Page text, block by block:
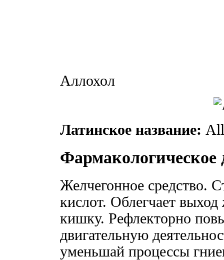
Аллохол
Латинское название:
Фармакологическое
Желчегонное средство.
кислот. Облегчает
кишку. Рефлекторно
двигательную
уменьшай процессы